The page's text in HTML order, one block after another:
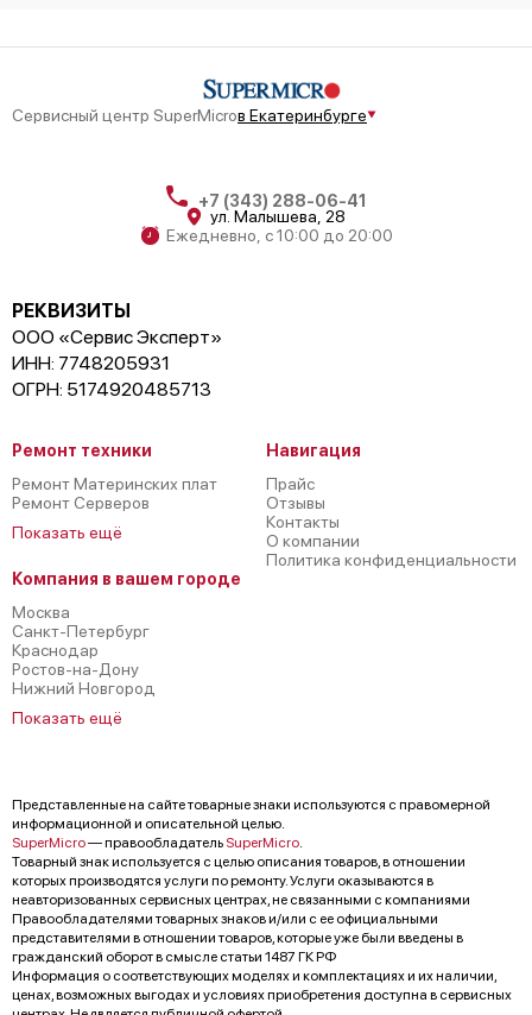
Сервисный центр SuperMicroв Екатеринбурге
+7 (343) 288-06-41
ул. Малышева, 28
Ежедневно, с 10:00 до 20:00
РЕКВИЗИТЫ
ООО «Сервис Эксперт»
ИНН: 7748205931
ОГРН: 5174920485713
Ремонт техники
Ремонт Материнских плат
Ремонт Серверов
Показать ещё
Компания в вашем городе
Москва
Санкт-Петербург
Краснодар
Ростов-на-Дону
Нижний Новгород
Показать ещё
Навигация
Прайс
Отзывы
Контакты
О компании
Политика конфиденциальности
Представленные на сайте товарные знаки используются с правомерной
информационной и описательной целью.
SuperMicro— правообладатель SuperMicro.
Товарный знак используется с целью описания товаров, в отношении
которых производятся услуги по ремонту. Услуги оказываются в
неавторизованных сервисных центрах, не связанными с компаниями
Правообладателями товарных знаков и/или с ее официальными
представителями в отношении товаров, которые уже были введены в
гражданский оборот в смысле статьи 1487 ГК РФ
Информация о соответствующих моделях и комплектациях и их наличии,
ценах, возможных выгодах и условиях приобретения доступна в сервисных